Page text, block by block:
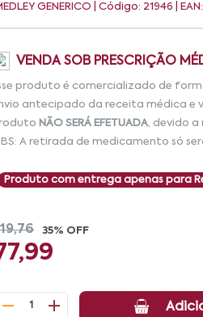
GENERICO | Código: 21946 |
VENDA SOB PRESCRIÇÃO
produto é comercializado de
antecipado da receita médica e
NÃO SERÁ EFETUADA, devido
A retirada de medicamento só
Produto com entrega apenas para
35% OFF
1